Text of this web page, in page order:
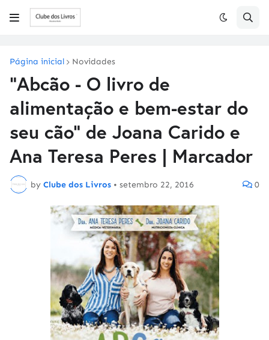
Página inicial Novidades
"Abcão - O livro de
alimentação e bem-estar do
seu cão" de Joana Carido e
Ana Teresa Peres | Marcador
by Clube dos Livros • setembro 22, 2016 0